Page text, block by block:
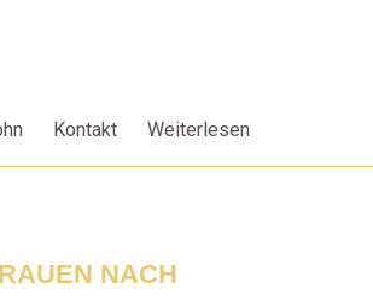
Kontakt Weiterlesen
NACH